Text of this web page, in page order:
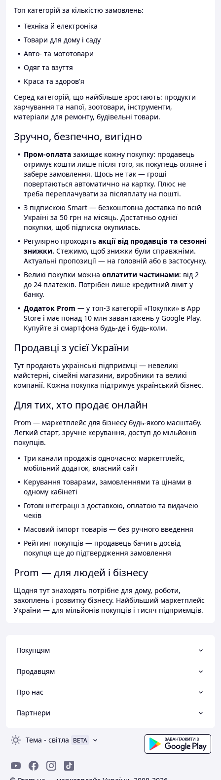
Топ категорій за кількістю замовлень:
Техніка й електроніка
Товари для дому і саду
Авто- та мототовари
Одяг та взуття
Краса та здоров'я
Серед категорій, що найбільше зростають: продукти
харчування та напої, зоотовари, інструменти,
матеріали для ремонту, будівельні товари.
Зручно, безпечно, вигідно
Пром-оплата захищає кожну покупку: продавець
отримує кошти лише після того, як покупець огляне і
забере замовлення. Щось не так — гроші
повертаються автоматично на картку. Плюс не
треба переплачувати за післяплату на пошті.
З підпискою Smart — безкоштовна доставка по всій
Україні за 50 грн на місяць. Достатньо однієї
покупки, щоб підписка окупилась.
Регулярно проходять акції від продавців та сезонні
знижки. Стежимо, щоб знижки були справжніми.
Актуальні пропозиції — на головній або в застосунку.
Великі покупки можна оплатити частинами: від 2
до 24 платежів. Потрібен лише кредитний ліміт у
банку.
Додаток Prom — у топ-3 категорії «Покупки» в App
Store і має понад 10 млн завантажень у Google Play.
Купуйте зі смартфона будь-де і будь-коли.
Продавці з усієї України
Тут продають українські підприємці — невеликі
майстерні, сімейні магазини, виробники та великі
компанії. Кожна покупка підтримує український бізнес.
Для тих, хто продає онлайн
Prom — маркетплейс для бізнесу будь-якого масштабу.
Легкий старт, зручне керування, доступ до мільйонів
покупців.
Три канали продажів одночасно: маркетплейс,
мобільний додаток, власний сайт
Керування товарами, замовленнями та цінами в
одному кабінеті
Готові інтеграції з доставкою, оплатою та видачею
чеків
Масовий імпорт товарів — без ручного введення
Рейтинг покупців — продавець бачить досвід
покупця ще до підтвердження замовлення
Prom — для людей і бізнесу
Щодня тут знаходять потрібне для дому, роботи,
захоплень і розвитку бізнесу. Найбільший маркетплейс
України — для мільйонів покупців і тисяч підприємців.
Покупцям
Продавцям
Про нас
Партнери
Тема - світла BETA